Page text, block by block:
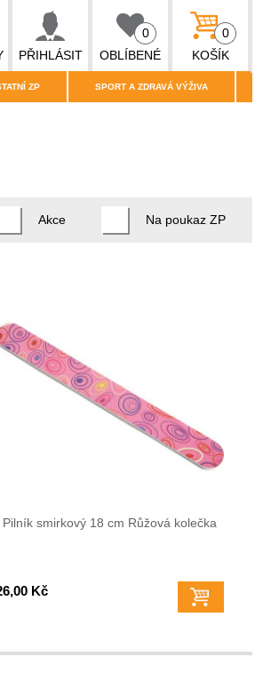
PŘIHLÁSIT OBLÍBENÉ
0
KOŠÍK
0
ZP SPORT A ZDRAVÁ VÝŽIVA
Akce Na poukaz ZP
Pilník smirkový 18 cm Růžová kolečka
Kč